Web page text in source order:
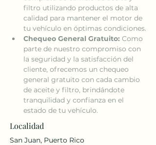
filtro utilizando productos de alta
calidad para mantener el motor de
tu vehículo en óptimas condiciones.
Chequeo General Gratuito: Como
parte de nuestro compromiso con
la seguridad y la satisfacción del
cliente, ofrecemos un chequeo
general gratuito con cada cambio
de aceite y filtro, brindándote
tranquilidad y confianza en el
estado de tu vehículo.
Localidad
San Juan, Puerto Rico